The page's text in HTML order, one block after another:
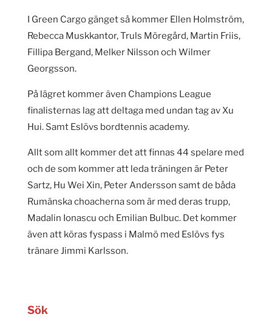
I Green Cargo gänget så kommer Ellen Holmström,
Rebecca Muskkantor, Truls Möregård, Martin Friis,
Fillipa Bergand, Melker Nilsson och Wilmer
Georgsson.
På lägret kommer även Champions League
finalisternas lag att deltaga med undan tag av Xu
Hui. Samt Eslövs bordtennis academy.
Allt som allt kommer det att finnas 44 spelare med
och de som kommer att leda träningen är Peter
Sartz, Hu Wei Xin, Peter Andersson samt de båda
Rumänska choacherna som är med deras trupp,
Madalin Ionascu och Emilian Bulbuc. Det kommer
även att köras fyspass i Malmö med Eslövs fys
tränare Jimmi Karlsson.
Sök